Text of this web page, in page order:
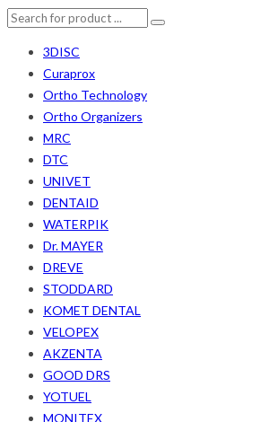
3DISC
Curaprox
Ortho Technology
Ortho Organizers
MRC
DTC
UNIVET
DENTAID
WATERPIK
Dr. MAYER
DREVE
STODDARD
KOMET DENTAL
VELOPEX
AKZENTA
GOOD DRS
YOTUEL
MONITEX